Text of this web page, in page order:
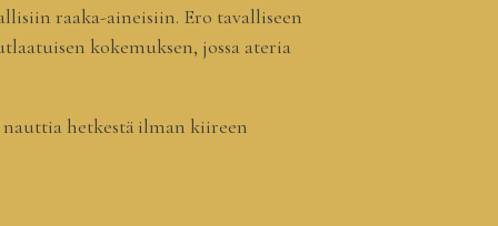
raaka-aineisiin. Ero tavalliseen
kokemuksen, jossa ateria
hetkestä ilman kiireen